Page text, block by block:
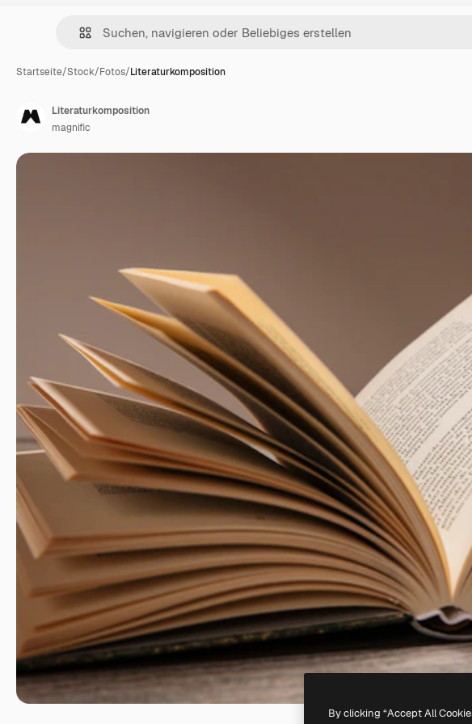
Startseite/Stock/Fotos/Literaturkomposition
Literaturkomposition
magnific
By clicking “Accept All